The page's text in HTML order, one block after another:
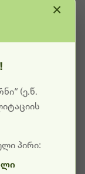
ამჟამად
ტექნიკური
გმადლობთ
(ე.წ.
პირი:
×